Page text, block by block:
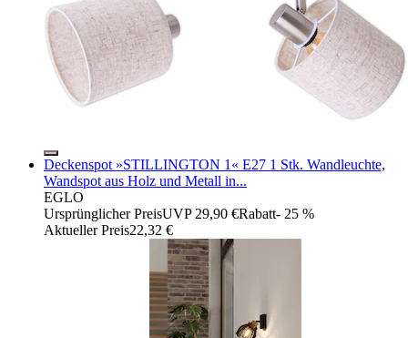
Deckenspot »STILLINGTON 1« E27 1 Stk. Wandleuchte,
Wandspot aus Holz und Metall in...
EGLO
Ursprünglicher PreisUVP 29,90 €Rabatt- 25 %
Aktueller Preis22,32 €